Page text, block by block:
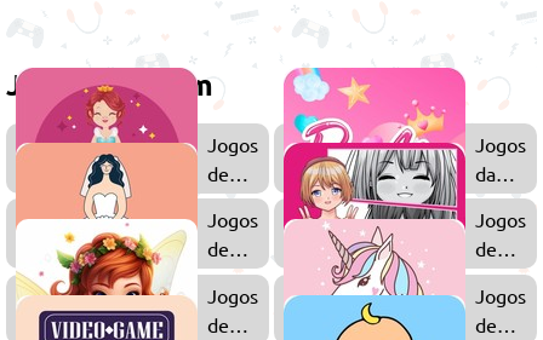
Jogue também
Jogos
de
Princesas
Jogos
da
Barbie
Jogos
de
Casamento
Jogos
de
Anime
Jogos
de
Jogos
de